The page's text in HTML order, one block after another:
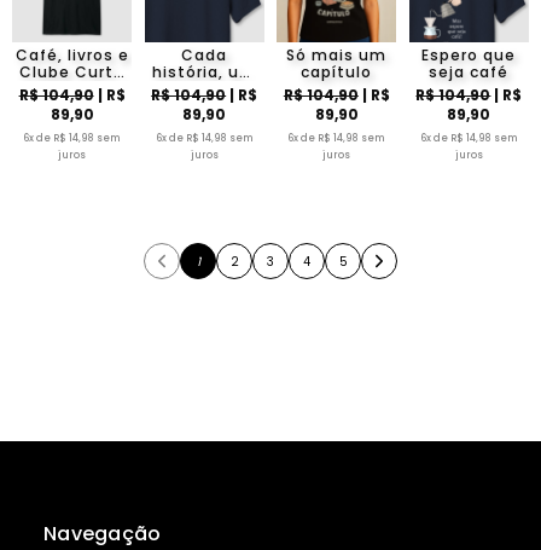
Café, livros e
Clube Curta
Leitura
R$ 104,90| R$
89,90
6x de R$ 14,98 sem
juros
Cada
história, um
pedaço de
mim
R$ 104,90| R$
89,90
6x de R$ 14,98 sem
juros
Só mais um
capítulo
R$ 104,90| R$
89,90
6x de R$ 14,98 sem
juros
Espero que
seja café
R$ 104,90| R$
89,90
6x de R$ 14,98 sem
juros
1 2 3 4 5
Navegação